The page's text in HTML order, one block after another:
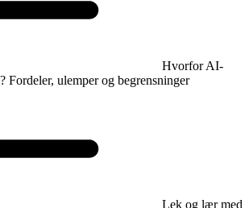
Hvorfor AI-
Fordeler, ulemper og begrensninger
Lek og lær med